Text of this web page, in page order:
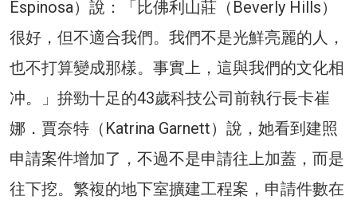
Espinosa）說：「比佛利山莊（Beverly Hills）
很好，但不適合我們。我們不是光鮮亮麗的人，
也不打算變成那樣。事實上，這與我們的文化相
冲。」拚勁十足的43歲科技公司前執行長卡崔
娜．賈奈特（Katrina Garnett）說，她看到建照
申請案件增加了，不過不是申請往上加蓋，而是
往下挖。繁複的地下室擴建工程案，申請件數在